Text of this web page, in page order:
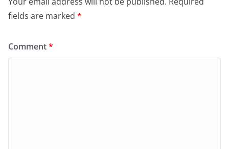
fields are marked *
Comment*